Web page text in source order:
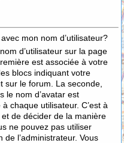
mon nom d’utilisateur?
d’utilisateur sur la page
est associée à votre
blocs indiquant votre
sur le forum. La seconde,
le nom d’avatar est
chaque utilisateur. C’est à
et de décider de la manière
ne pouvez pas utiliser
de l’administrateur. Vous